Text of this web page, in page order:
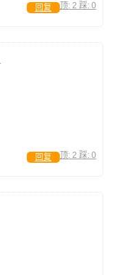
顶: 2 踩: 0
回复
顶: 2 踩: 0
回复